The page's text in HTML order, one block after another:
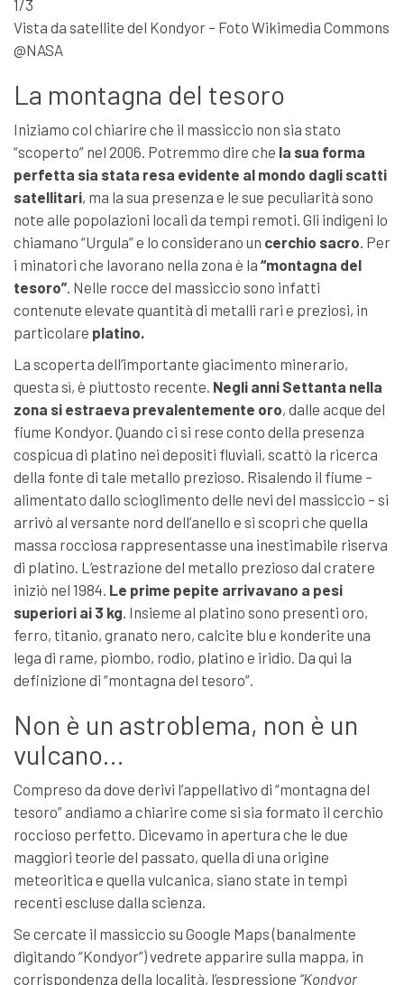
1/3
Vista da satellite del Kondyor – Foto Wikimedia Commons
@NASA
La montagna del tesoro
Iniziamo col chiarire che il massiccio non sia stato
“scoperto” nel 2006. Potremmo dire che la sua forma
perfetta sia stata resa evidente al mondo dagli scatti
satellitari, ma la sua presenza e le sue peculiarità sono
note alle popolazioni locali da tempi remoti. Gli indigeni lo
chiamano “Urgula” e lo considerano un cerchio sacro. Per
i minatori che lavorano nella zona è la “montagna del
tesoro”. Nelle rocce del massiccio sono infatti
contenute elevate quantità di metalli rari e preziosi, in
particolare platino.
La scoperta dell’importante giacimento minerario,
questa sì, è piuttosto recente. Negli anni Settanta nella
zona si estraeva prevalentemente oro, dalle acque del
fiume Kondyor. Quando ci si rese conto della presenza
cospicua di platino nei depositi fluviali, scattò la ricerca
della fonte di tale metallo prezioso. Risalendo il fiume –
alimentato dallo scioglimento delle nevi del massiccio – si
arrivò al versante nord dell’anello e si scoprì che quella
massa rocciosa rappresentasse una inestimabile riserva
di platino. L’estrazione del metallo prezioso dal cratere
iniziò nel 1984. Le prime pepite arrivavano a pesi
superiori ai 3 kg. Insieme al platino sono presenti oro,
ferro, titanio, granato nero, calcite blu e konderite una
lega di rame, piombo, rodio, platino e iridio. Da qui la
definizione di “montagna del tesoro”.
Non è un astroblema, non è un
vulcano…
Compreso da dove derivi l’appellativo di “montagna del
tesoro” andiamo a chiarire come si sia formato il cerchio
roccioso perfetto. Dicevamo in apertura che le due
maggiori teorie del passato, quella di una origine
meteoritica e quella vulcanica, siano state in tempi
recenti escluse dalla scienza.
Se cercate il massiccio su Google Maps (banalmente
digitando “Kondyor”) vedrete apparire sulla mappa, in
corrispondenza della località, l’espressione “Kondyor